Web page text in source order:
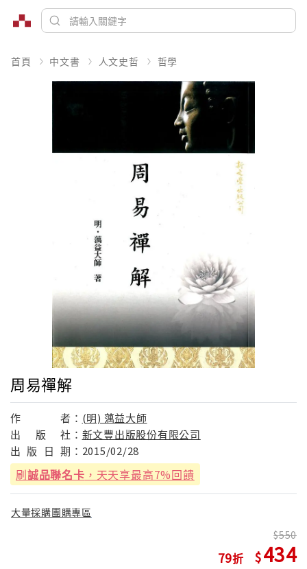
首頁 中文書 人文史哲 哲學
周易禪解
作 者： (明) 蕅益大師
出
版 社： 新文豐出版股份有限公司
出 版 日 期： 2015/02/28
刷誠品聯名卡 ，天天享最高7%回饋
大量採購團購專區
79
550
434